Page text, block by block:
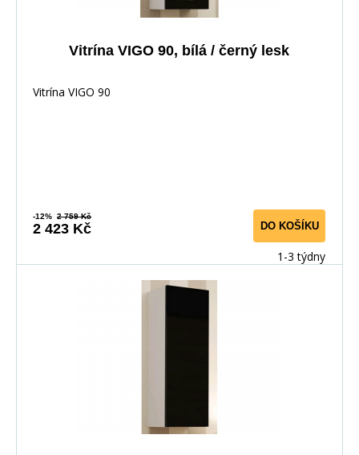
Vitrína VIGO 90, bílá / černý lesk
Vitrína VIGO 90
-12% 2 759 Kč
2 423 Kč DO KOŠÍKU
1-3 týdny